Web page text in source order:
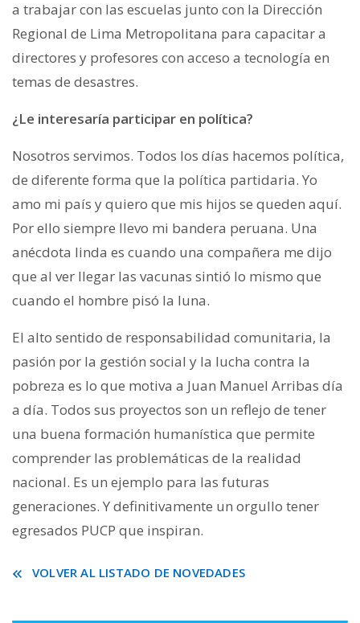
a trabajar con las escuelas junto con la Dirección
Regional de Lima Metropolitana para capacitar a
directores y profesores con acceso a tecnología en
temas de desastres.
¿Le interesaría participar en política?
Nosotros servimos. Todos los días hacemos política,
de diferente forma que la política partidaria. Yo
amo mi país y quiero que mis hijos se queden aquí.
Por ello siempre llevo mi bandera peruana. Una
anécdota linda es cuando una compañera me dijo
que al ver llegar las vacunas sintió lo mismo que
cuando el hombre pisó la luna.
El alto sentido de responsabilidad comunitaria, la
pasión por la gestión social y la lucha contra la
pobreza es lo que motiva a Juan Manuel Arribas día
a día. Todos sus proyectos son un reflejo de tener
una buena formación humanística que permite
comprender las problemáticas de la realidad
nacional. Es un ejemplo para las futuras
generaciones. Y definitivamente un orgullo tener
egresados PUCP que inspiran.
VOLVER AL LISTADO DE NOVEDADES